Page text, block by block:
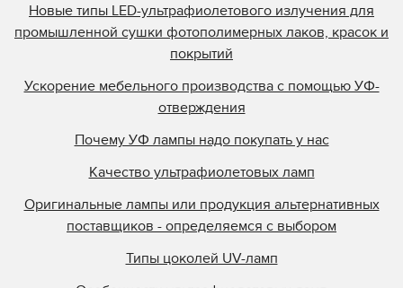
Новые типы LED-ультрафиолетового излучения для
промышленной сушки фотополимерных лаков, красок и
покрытий
Ускорение мебельного производства с помощью УФ-
отверждения
Почему УФ лампы надо покупать у нас
Качество ультрафиолетовых ламп
Оригинальные лампы или продукция альтернативных
поставщиков - определяемся с выбором
Типы цоколей UV-ламп